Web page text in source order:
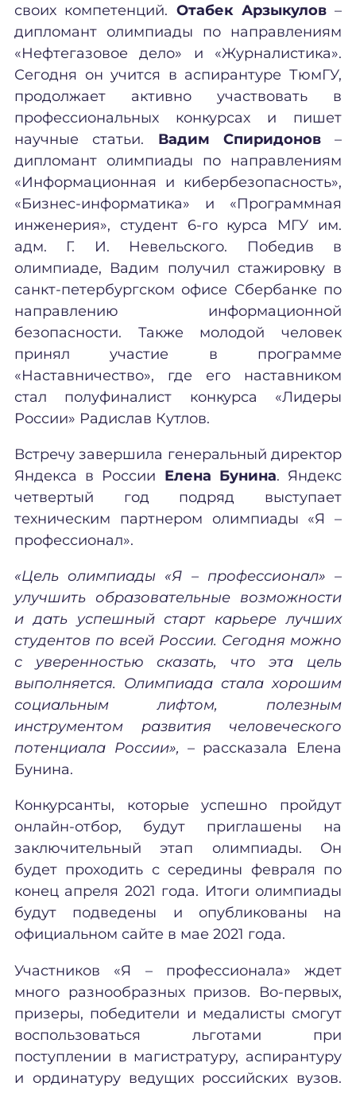
своих компетенций. Отабек Арзыкулов –
дипломант олимпиады по направлениям
«Нефтегазовое дело» и «Журналистика».
Сегодня он учится в аспирантуре ТюмГУ,
продолжает активно участвовать в
профессиональных конкурсах и пишет
научные статьи. Вадим Спиридонов–
дипломант олимпиады по направлениям
«Информационная и кибербезопасность»,
«Бизнес-информатика» и «Программная
инженерия», студент 6-го курса МГУ им.
адм. Г. И. Невельского. Победив в
олимпиаде, Вадим получил стажировку в
санкт-петербургском офисе Сбербанке по
направлению информационной
безопасности. Также молодой человек
принял участие в программе
«Наставничество», где его наставником
стал полуфиналист конкурса «Лидеры
России» Радислав Кутлов.
Встречу завершила генеральный директор
Яндекса в России Елена Бунина. Яндекс
четвертый год подряд выступает
техническим партнером олимпиады «Я –
профессионал».
«Цель олимпиады «Я – профессионал» –
улучшить образовательные возможности
и дать успешный старт карьере лучших
студентов по всей России. Сегодня можно
с уверенностью сказать, что эта цель
выполняется. Олимпиада стала хорошим
социальным лифтом, полезным
инструментом развития человеческого
потенциала России», – рассказала Елена
Бунина.
Конкурсанты, которые успешно пройдут
онлайн-отбор, будут приглашены на
заключительный этап олимпиады. Он
будет проходить с середины февраля по
конец апреля 2021 года. Итоги олимпиады
будут подведены и опубликованы на
официальном сайте в мае 2021 года.
Участников «Я – профессионала» ждет
много разнообразных призов. Во-первых,
призеры, победители и медалисты смогут
воспользоваться льготами при
поступлении в магистратуру, аспирантуру
и ординатуру ведущих российских вузов.